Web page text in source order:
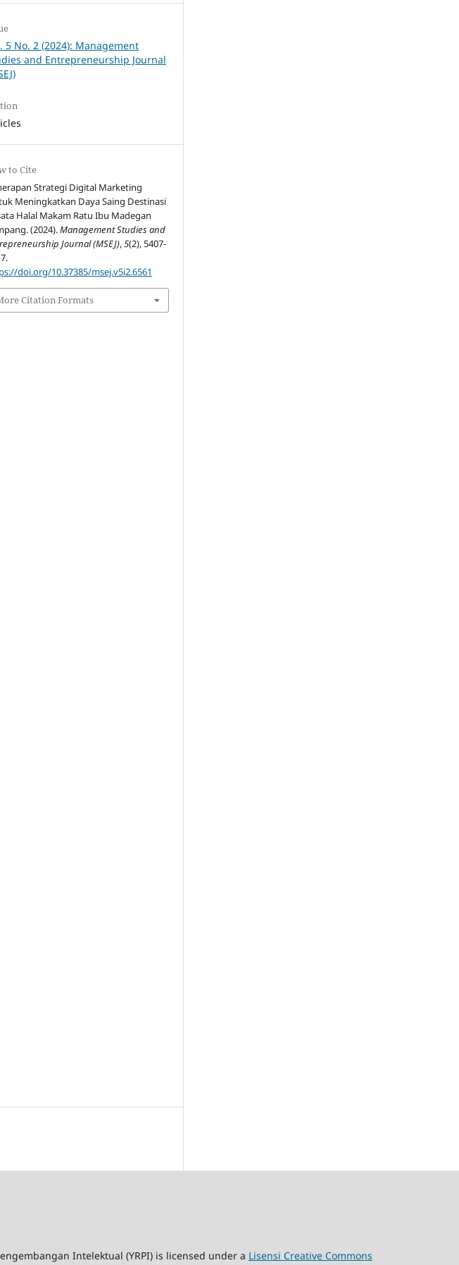
5 No. 2 (2024): Management
and Entrepreneurship Journal
to Cite
Strategi Digital Marketing
Meningkatkan Daya Saing Destinasi
Halal Makam Ratu Ibu Madegan
(2024).Management Studies and
Journal (MSEJ),5(2), 5407-
doi.org/10.37385/msej.v5i2.6561
Citation Formats
Intelektual (YRPI) is licensed under a Lisensi Creative Commons